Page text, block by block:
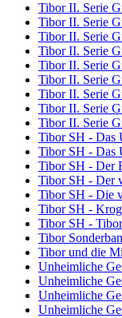
Tibor II. Serie
Tibor II. Serie
Tibor II. Serie
Tibor II. Serie
Tibor II. Serie
Tibor II. Serie
Tibor II. Serie
Tibor II. Serie
Tibor II. Serie
Tibor SH - Das
Tibor SH - Das
Tibor SH - Der
Tibor SH - Der
Tibor SH - Die
Tibor SH -
Tibor SH -
Tibor
Tibor und die
Unheimliche
Unheimliche
Unheimliche
Unheimliche